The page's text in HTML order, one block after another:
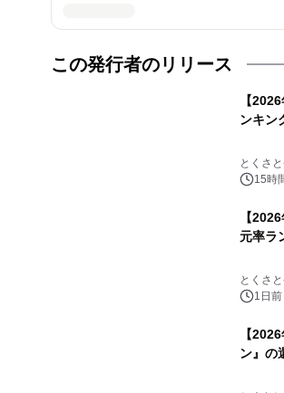
この発行者のリリース
【
ンキン
とくさ
15時
【
元率ラ
とくさ
1日前
【
ン』の